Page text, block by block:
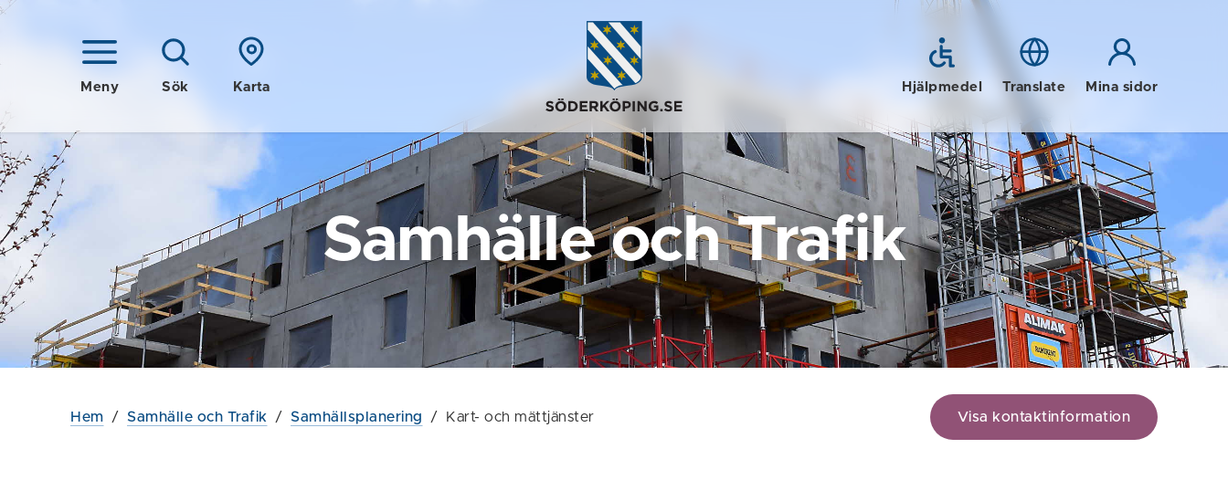
Meny Sök Karta Hjälpmedel Translate Mina sidor
Samhälle och Trafik
Hem / Samhälle och Trafik / Samhällsplanering / Kart- och mättjänster Visa kontaktinformation